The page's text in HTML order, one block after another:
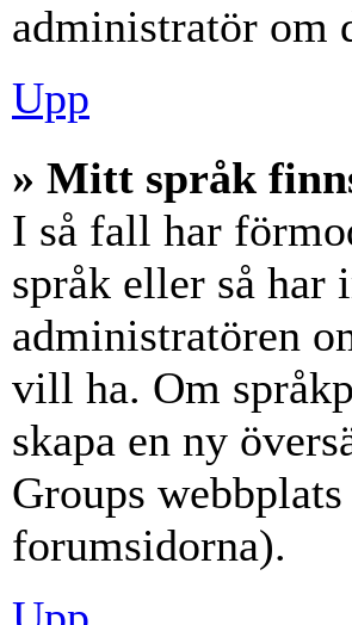
administratör om
Upp
» Mitt språk
I så fall har
språk eller så
administratören
vill ha. Om
skapa en ny
Groups
forumsidorna).